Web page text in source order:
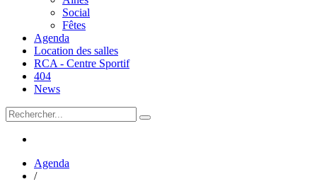
Social
Fêtes
Agenda
Location des salles
RCA - Centre Sportif
404
News
Agenda
/